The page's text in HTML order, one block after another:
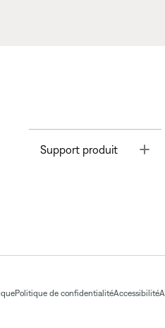
Support produit
Politique de confidentialitéAccessibilité